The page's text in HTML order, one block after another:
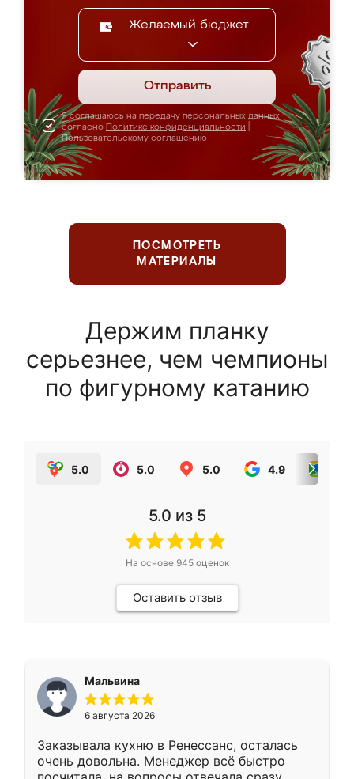
Желаемый бюджет
Отправить
Я соглашаюсь на передачу персональных данных
согласно Политике конфиденциальности
Пользовательскому соглашению
ПОСМОТРЕТЬ
МАТЕРИАЛЫ
Держим планку
серьезнее, чем чемпионы
по фигурному катанию
5.0 5.0 5.0 4.9
5.0 из 5
На основе 945оценок
Оставить отзыв
Мальвина
6 августа 2026
Заказывала кухню в Ренессанс, осталась
очень довольна. Менеджер всё быстро